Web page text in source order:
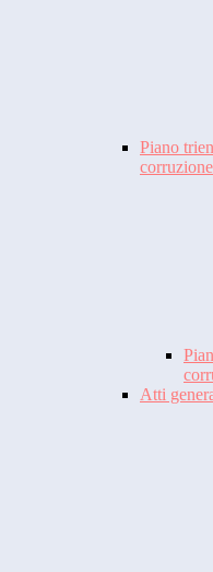
Piano
Atti